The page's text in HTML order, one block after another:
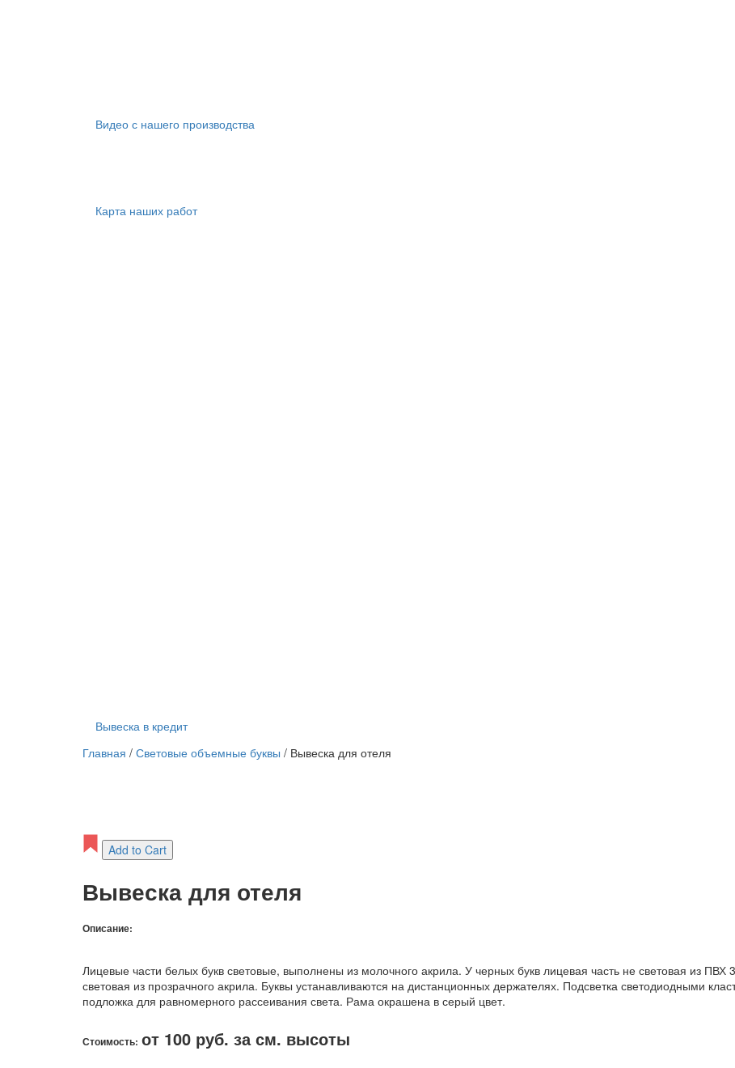
Видео с нашего производства
Карта наших работ
Вывеска в кредит
Главная / Световые объемные буквы / Вывеска для отеля
Add to Cart
Вывеска для отеля
Описание:
Лицевые части белых букв световые, выполнены из молочного акрила. У черных букв лицевая часть не световая из
световая из прозрачного акрила. Буквы устанавливаются на дистанционных держателях. Подсветка светодиодными
подложка для равномерного рассеивания света. Рама окрашена в серый цвет.
Стоимость: от 100 руб. за см. высоты